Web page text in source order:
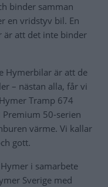
binder samman
en vridstyv bil. En
är att det inte binder
Hymerbilar är att de
– nästan alla, får vi
Tramp 674
50-serien
värme. Vi kallar
gott.
i samarbete
Sverige med